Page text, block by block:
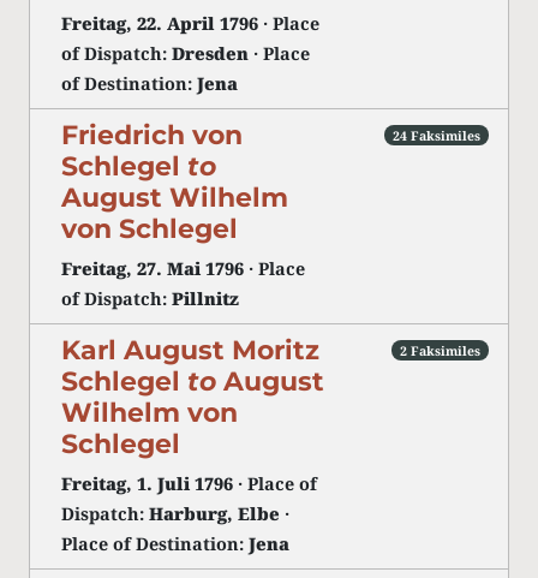
Freitag, 22. April 1796 · Place
of Dispatch: Dresden · Place
of Destination: Jena
Friedrich von
Schlegel to
August Wilhelm
von Schlegel
Freitag, 27. Mai 1796 · Place
of Dispatch: Pillnitz
24 Faksimiles
Karl August Moritz
Schlegel to August
Wilhelm von
Schlegel
Freitag, 1. Juli 1796 · Place of
Dispatch: Harburg, Elbe ·
Place of Destination: Jena
2 Faksimiles